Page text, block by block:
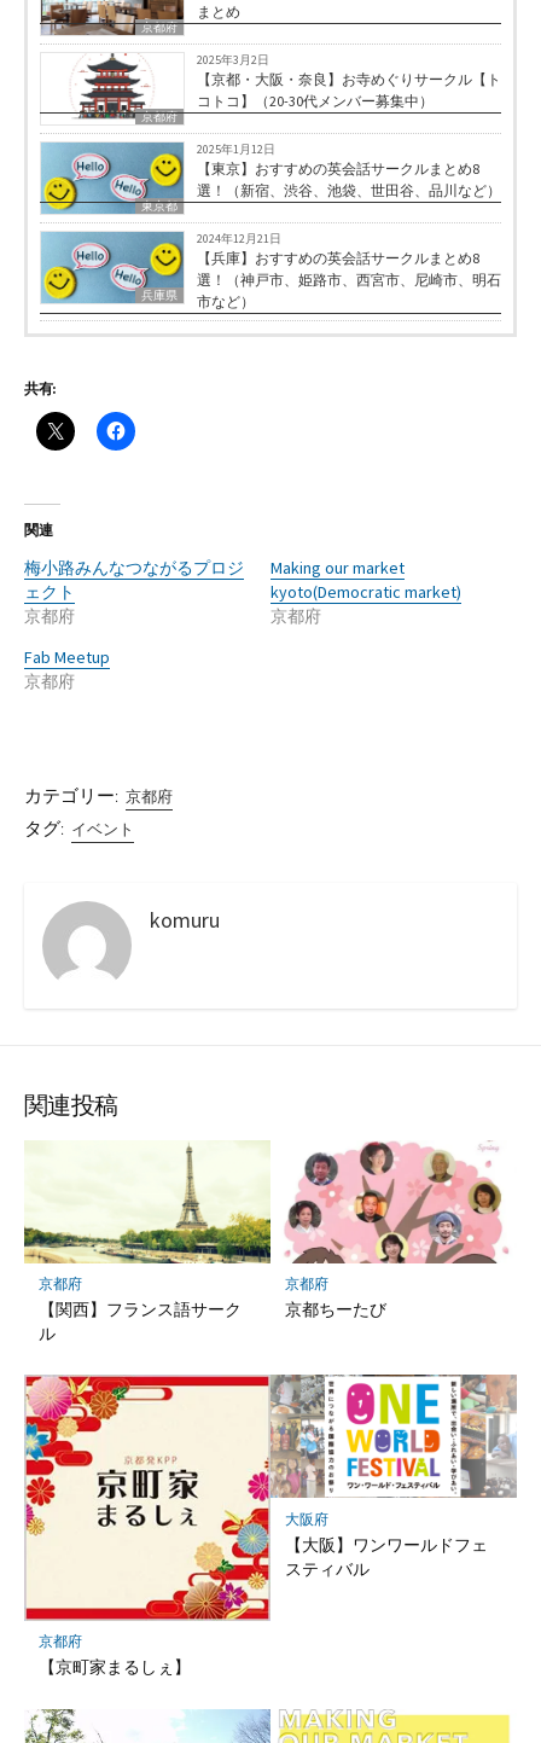
京都府
まとめ
京都府
2025年3月2日
【京都・大阪・奈良】お寺めぐりサークル【ト
コトコ】（20-30代メンバー募集中）
東京都
2025年1月12日
【東京】おすすめの英会話サークルまとめ8
選！（新宿、渋谷、池袋、世田谷、品川など）
兵庫県
2024年12月21日
【兵庫】おすすめの英会話サークルまとめ8
選！（神戸市、姫路市、西宮市、尼崎市、明石
市など）
共有:
関連
梅小路みんなつながるプロジ
ェクト
京都府
Making our market
kyoto(Democratic market)
京都府
Fab Meetup
京都府
カテゴリー: 京都府
タグ: イベント
komuru
関連投稿
京都府
【関西】フランス語サーク
ル
京都府
京都ちーたび
京都府
【京町家まるしぇ】
大阪府
【大阪】ワンワールドフェ
スティバル